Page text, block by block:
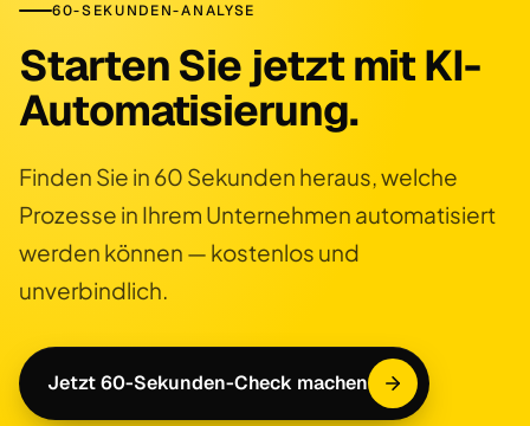
60-SEKUNDEN-ANALYSE
Starten Sie jetzt mit KI-
Automatisierung.
Finden Sie in 60 Sekunden heraus, welche
Prozesse in Ihrem Unternehmen automatisiert
werden können — kostenlos und
unverbindlich.
Jetzt 60-Sekunden-Check machen